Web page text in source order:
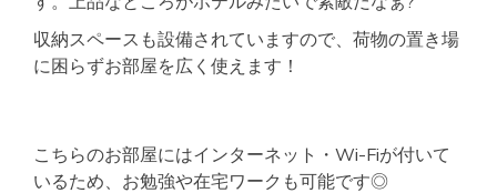
収納スペースも設備されていますので、荷物の置き場
に困らずお部屋を広く使えます！
こちらのお部屋にはインターネット・Wi-Fiが付いて
いるため、お勉強や在宅ワークも可能です◎